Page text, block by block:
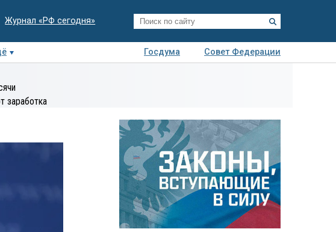
Журнал «РФ сегодня»
Госдума
Совет Федерации
заработка